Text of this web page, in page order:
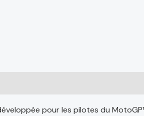
pour les pilotes du